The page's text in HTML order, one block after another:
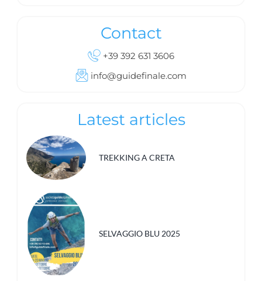
Contact
+39 392 631 3606
info@guidefinale.com
Latest articles
TREKKING A CRETA
SELVAGGIO BLU 2025